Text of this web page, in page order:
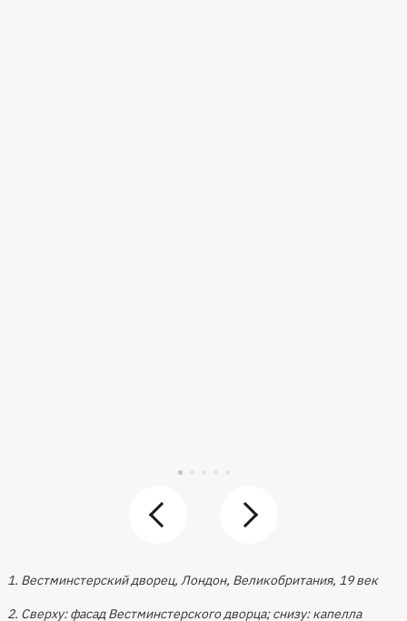
1. Вестминстерский дворец, Лондон, Великобритания, 19 век
2. Сверху: фасад Вестминстерского дворца; снизу: капелла